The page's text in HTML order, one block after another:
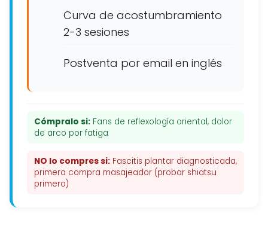
Curva de acostumbramiento
2-3 sesiones
Postventa por email en inglés
Cómpralo si: Fans de reflexología oriental, dolor
de arco por fatiga
NO lo compres si: Fascitis plantar diagnosticada,
primera compra masajeador (probar shiatsu
primero)